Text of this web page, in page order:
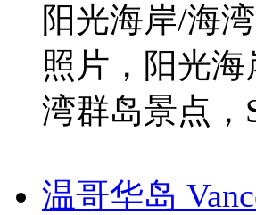
阳光海岸/海
照片，阳光
湾群岛景点，
温哥华岛